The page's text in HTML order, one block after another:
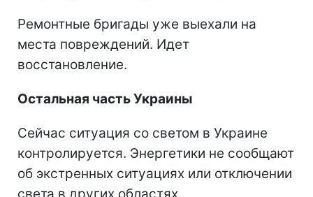
Ремонтные бригады уже выехали на
места повреждений. Идет
восстановление.
Остальная часть Украины
Сейчас ситуация со светом в Украине
контролируется. Энергетики не сообщают
об экстренных ситуациях или отключении
света в других областях.